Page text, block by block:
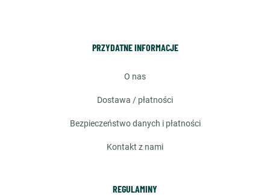
PRZYDATNE INFORMACJE
o nas
dostawa / płatności
bezpieczeństwo danych i płatności
kontakt z nami
REGULAMINY